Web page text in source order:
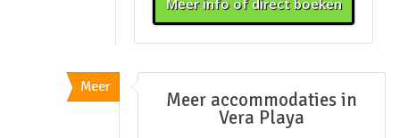
Meer info of direct boeken
Meer
Meer accommodaties in
Vera Playa